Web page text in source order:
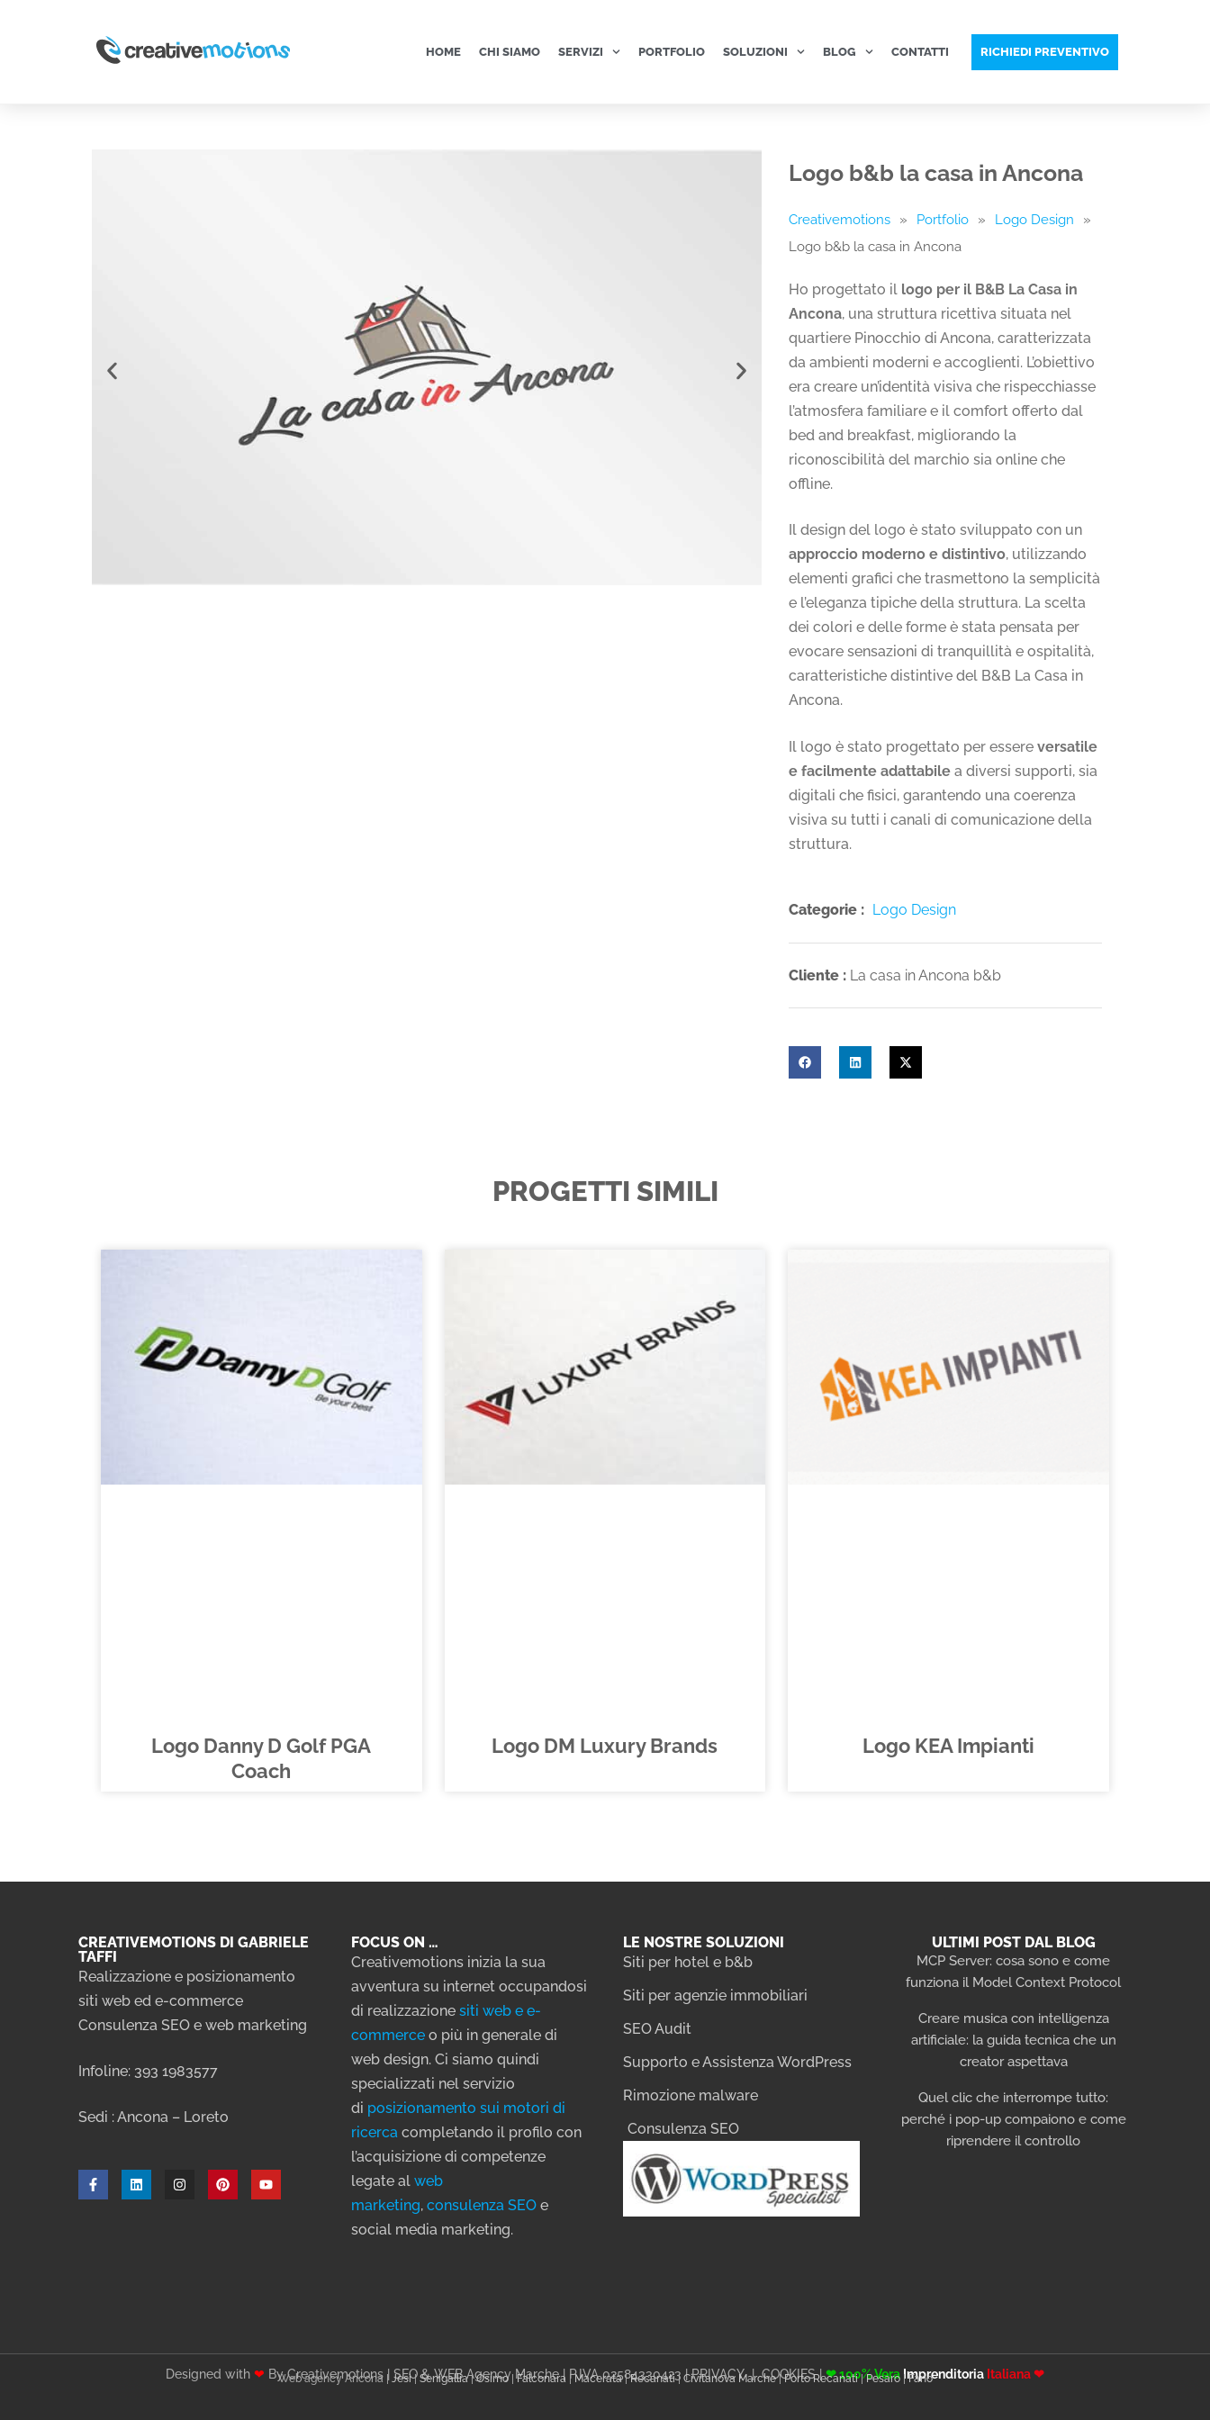
HOME CHI SIAMO SERVIZI PORTFOLIO SOLUZIONI BLOG CONTATTI RICHIEDI PREVENTIVO
Logo b&b la casa in Ancona
Creativemotions » Portfolio » Logo Design
»
Logo b&b la casa in Ancona
Ho progettato il logo per il B&B La Casa in
Ancona, una struttura ricettiva situata nel
quartiere Pinocchio di Ancona, caratterizzata
da ambienti moderni e accoglienti. L’obiettivo
era creare un’identità visiva che rispecchiasse
l’atmosfera familiare e il comfort offerto dal
bed and breakfast, migliorando la
riconoscibilità del marchio sia online che
offline.
Il design del logo è stato sviluppato con un
approccio moderno e distintivo, utilizzando
elementi grafici che trasmettono la semplicità
e l’eleganza tipiche della struttura. La scelta
dei colori e delle forme è stata pensata per
evocare sensazioni di tranquillità e ospitalità,
caratteristiche distintive del B&B La Casa in
Ancona.
Il logo è stato progettato per essere versatile
e facilmente adattabilea diversi supporti, sia
digitali che fisici, garantendo una coerenza
visiva su tutti i canali di comunicazione della
struttura.
Categorie : Logo Design
Cliente : La casa in Ancona b&b
PROGETTI SIMILI
Logo Danny D Golf PGA
Coach
Logo DM Luxury Brands Logo KEA Impianti
CREATIVEMOTIONS DI GABRIELE
TAFFI
Realizzazione e posizionamento
siti web ed e-commerce
Consulenza SEO e web marketing
Infoline: 393 1983577
Sedi : Ancona – Loreto
FOCUS ON …
Creativemotions inizia la sua
avventura su internet occupandosi
di realizzazione siti web e e-
commerceo più in generale di
web design. Ci siamo quindi
specializzati nel servizio
di posizionamento sui motori di
ricerca completando il profilo con
l’acquisizione di competenze
legate al web
marketing, consulenza SEOe
social media marketing.
LE NOSTRE SOLUZIONI
Siti per hotel e b&b
Siti per agenzie immobiliari
SEO Audit
Supporto e Assistenza WordPress
Rimozione malware
Consulenza SEO
ULTIMI POST DAL BLOG
MCP Server: cosa sono e come
funziona il Model Context Protocol
Creare musica con intelligenza
artificiale: la guida tecnica che un
creator aspettava
Quel clic che interrompe tutto:
perché i pop-up compaiono e come
riprendere il controllo
Designed with ❤ By Creativemotions | SEO & WEB Agency Marche | P.IVA 02584330423 |PRIVACY|COOKIES|❤ 100% Vera Imprenditoria Italiana ❤
Web agency Ancona |Jesi|Senigallia|Osimo|Falconara |Macerata|Recanati| Civitanova Marche|Porto Recanati|Pesaro|Fano